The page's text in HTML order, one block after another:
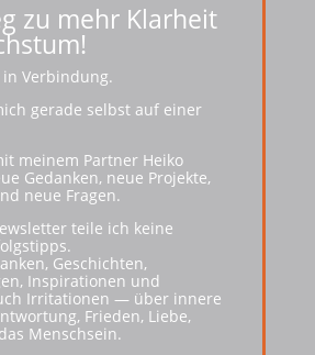
zu mehr Klarheit
Verbindung.
gerade selbst auf einer
meinem Partner Heiko
Gedanken, neue Projekte,
neue Fragen.
teile ich keine
Geschichten,
Inspirationen und
Irritationen — über innere
Frieden, Liebe,
Menschsein.